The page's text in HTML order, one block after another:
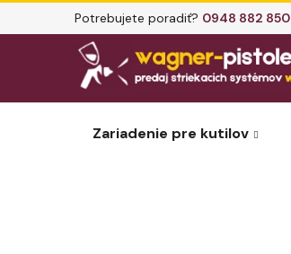
Prejsť
Potrebujete poradiť? 0948 882 850
Zariadenie pre kutilov